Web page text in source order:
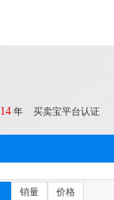
14 年 买卖宝平台认证
销量 价格